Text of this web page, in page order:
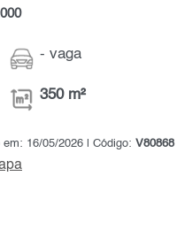
- vaga
350 m²
16/05/2026 | Código: V80868